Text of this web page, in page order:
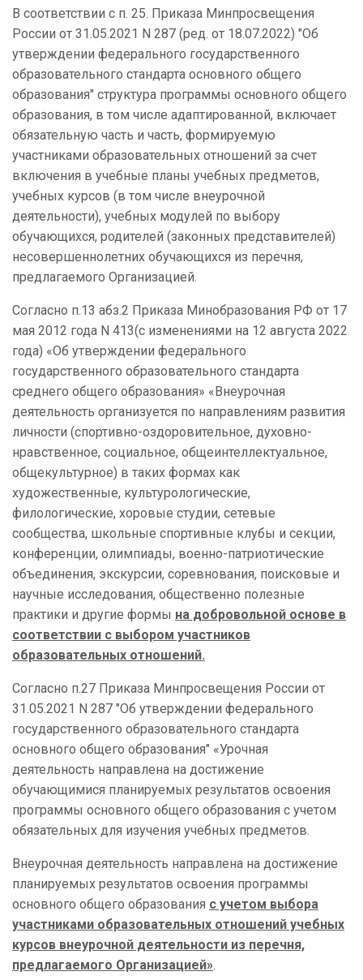
В соответствии с п. 25. Приказа Минпросвещения
России от 31.05.2021 N 287 (ред. от 18.07.2022) "Об
утверждении федерального государственного
образовательного стандарта основного общего
образования" структура программы основного общего
образования, в том числе адаптированной, включает
обязательную часть и часть, формируемую
участниками образовательных отношений за счет
включения в учебные планы учебных предметов,
учебных курсов (в том числе внеурочной
деятельности), учебных модулей по выбору
обучающихся, родителей (законных представителей)
несовершеннолетних обучающихся из перечня,
предлагаемого Организацией.
Согласно п.13 абз.2 Приказа Минобразования РФ от 17
мая 2012 года N 413(с изменениями на 12 августа 2022
года) «Об утверждении федерального
государственного образовательного стандарта
среднего общего образования» «Внеурочная
деятельность организуется по направлениям развития
личности (спортивно-оздоровительное, духовно-
нравственное, социальное, общеинтеллектуальное,
общекультурное) в таких формах как
художественные, культурологические,
филологические, хоровые студии, сетевые
сообщества, школьные спортивные клубы и секции,
конференции, олимпиады, военно-патриотические
объединения, экскурсии, соревнования, поисковые и
научные исследования, общественно полезные
практики и другие формы на добровольной основе в
соответствии с выбором участников
образовательных отношений.
Согласно п.27 Приказа Минпросвещения России от
31.05.2021 N 287 "Об утверждении федерального
государственного образовательного стандарта
основного общего образования" «Урочная
деятельность направлена на достижение
обучающимися планируемых результатов освоения
программы основного общего образования с учетом
обязательных для изучения учебных предметов.
Внеурочная деятельность направлена на достижение
планируемых результатов освоения программы
основного общего образования с учетом выбора
участниками образовательных отношений учебных
курсов внеурочной деятельности из перечня,
предлагаемого Организацией».